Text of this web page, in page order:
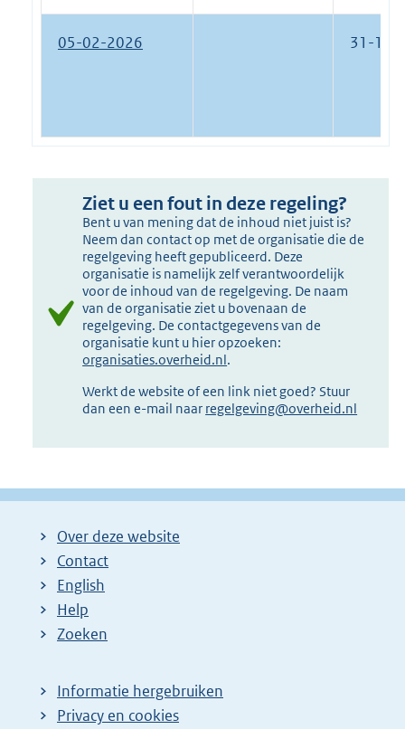
05-02-2026 31-12-
Ziet u een fout in deze regeling?
Bent u van mening dat de inhoud niet juist is?
Neem dan contact op met de organisatie die de
regelgeving heeft gepubliceerd. Deze
organisatie is namelijk zelf verantwoordelijk
voor de inhoud van de regelgeving. De naam
van de organisatie ziet u bovenaan de
regelgeving. De contactgegevens van de
organisatie kunt u hier opzoeken:
organisaties.overheid.nl.
Werkt de website of een link niet goed? Stuur
dan een e-mail naar regelgeving@overheid.nl
Over deze website
Contact
English
Help
Zoeken
Informatie hergebruiken
Privacy en cookies